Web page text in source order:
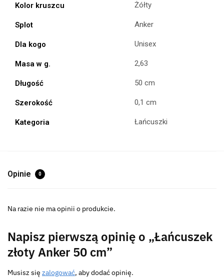
Kolor kruszcu Żółty
Splot Anker
Dla kogo Unisex
Masa w g. 2,63
Długość 50 cm
Szerokość 0,1 cm
Kategoria Łańcuszki
Opinie 0
Na razie nie ma opinii o produkcie.
Napisz pierwszą opinię o „Łańcuszek
złoty Anker 50 cm”
Musisz się zalogować, aby dodać opinię.